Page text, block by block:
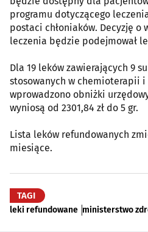
programu dotyczącego
postaci chłoniaków. Decyzję o
leczenia będzie podejmował
Dla 19 leków zawierających 9
stosowanych w chemioterapii
wprowadzono obniżki
wyniosą od 2301,84 zł do 5 gr.
Lista leków refundowanych
miesiące.
TAGI
leki refundowane ministerstwo